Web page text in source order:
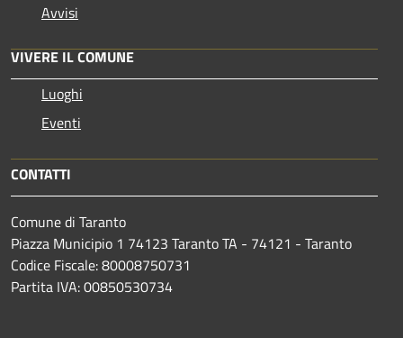
Avvisi
VIVERE IL COMUNE
Luoghi
Eventi
CONTATTI
Comune di Taranto
Piazza Municipio 1 74123 Taranto TA - 74121 - Taranto
Codice Fiscale: 80008750731
Partita IVA: 00850530734